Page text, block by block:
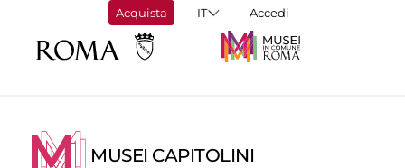
Acquista Accedi
MUSEI CAPITOLINI